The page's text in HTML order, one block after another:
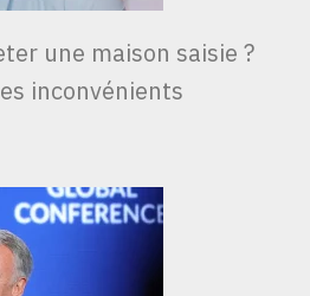
une maison saisie ?
inconvénients